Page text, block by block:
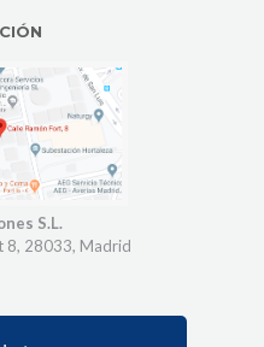
S.L.
8, 28033, Madrid